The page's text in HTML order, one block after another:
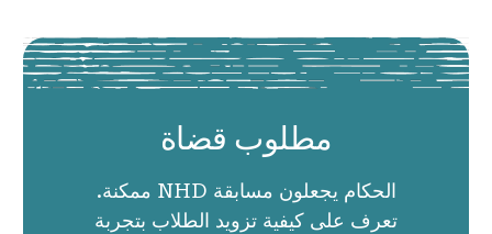
مطلوب قضاة
الحكام يجعلون مسابقة NHD ممكنة.
تعرف على كيفية تزويد الطلاب بتجربة